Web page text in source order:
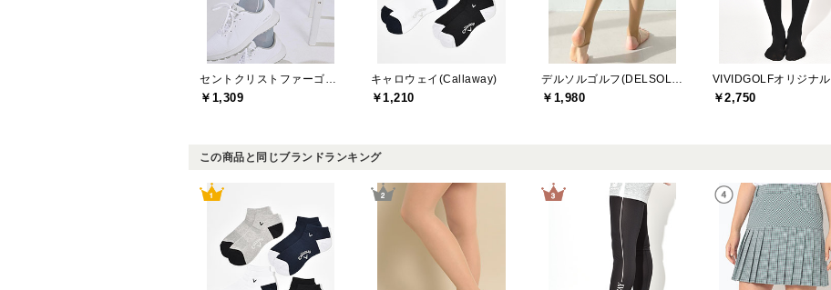
￥1,309
キャロウェイ(Callaway)
￥1,210 ￥1,980
VIVIDGOLFオリジナル
￥2,750
この商品と同じブランドランキング